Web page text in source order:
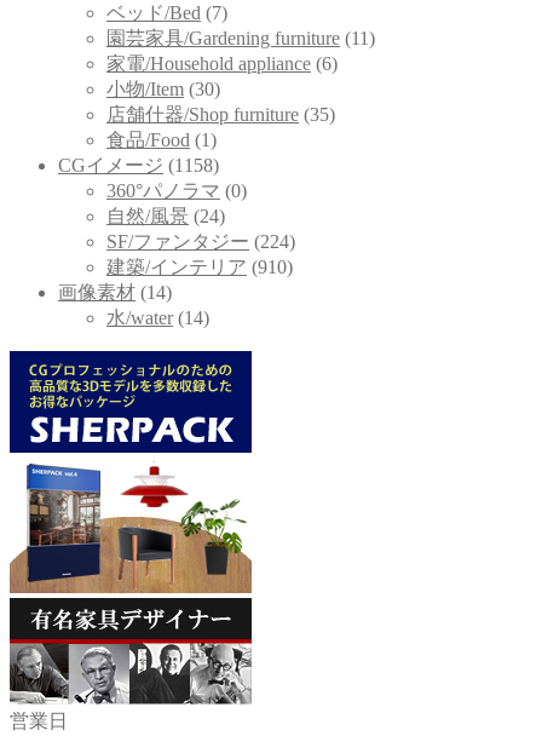
ベッド/Bed (7)
園芸家具/Gardening furniture (11)
家電/Household appliance (6)
小物/Item (30)
店舗什器/Shop furniture (35)
食品/Food (1)
CGイメージ (1158)
360°パノラマ (0)
自然/風景 (24)
SF/ファンタジー (224)
建築/インテリア (910)
画像素材 (14)
水/water (14)
営業日